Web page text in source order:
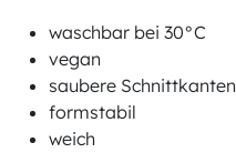
waschbar bei 30°C
vegan
saubere Schnittkanten
formstabil
weich